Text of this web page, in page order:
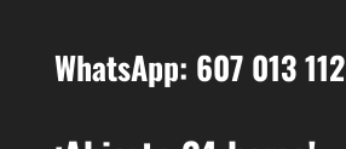
WhatsApp: 607 013 112